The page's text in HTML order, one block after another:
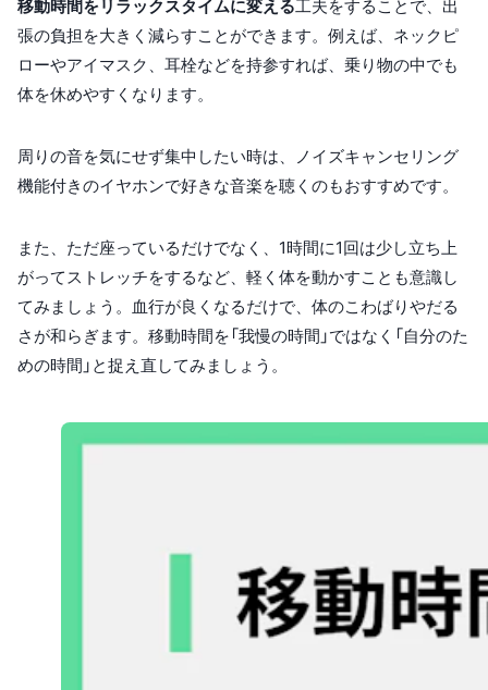
移動時間をリラックスタイムに変える工夫をすることで、出
張の負担を大きく減らすことができます。例えば、ネックピ
ローやアイマスク、耳栓などを持参すれば、乗り物の中でも
体を休めやすくなります。
周りの音を気にせず集中したい時は、ノイズキャンセリング
機能付きのイヤホンで好きな音楽を聴くのもおすすめです。
また、ただ座っているだけでなく、1時間に1回は少し立ち上
がってストレッチをするなど、軽く体を動かすことも意識し
てみましょう。血行が良くなるだけで、体のこわばりやだる
さが和らぎます。移動時間を「我慢の時間」ではなく「自分のた
めの時間」と捉え直してみましょう。